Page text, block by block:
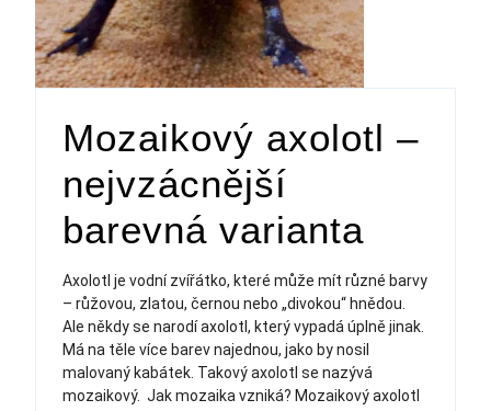
Mozaikový axolotl –
nejvzácnější
barevná varianta
Axolotl je vodní zvířátko, které může mít různé barvy
– růžovou, zlatou, černou nebo „divokou“ hnědou.
Ale někdy se narodí axolotl, který vypadá úplně jinak.
Má na těle více barev najednou, jako by nosil
malovaný kabátek. Takový axolotl se nazývá
mozaikový. Jak mozaika vzniká? Mozaikový axolotl